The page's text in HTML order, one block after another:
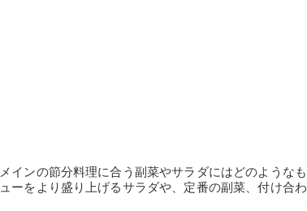
インの節分料理に合う副菜やサラダにはどのようなも
ーをより盛り上げるサラダや、定番の副菜、付け合わ